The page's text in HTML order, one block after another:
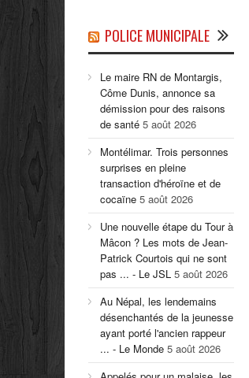
POLICE MUNICIPALE
Le maire RN de Montargis,
Côme Dunis, annonce sa
démission pour des raisons
de santé 5 août 2026
Montélimar. Trois personnes
surprises en pleine
transaction d'héroïne et de
cocaïne 5 août 2026
Une nouvelle étape du Tour à
Mâcon ? Les mots de Jean-
Patrick Courtois qui ne sont
pas ... - Le JSL 5 août 2026
Au Népal, les lendemains
désenchantés de la jeunesse
ayant porté l'ancien rappeur
... - Le Monde 5 août 2026